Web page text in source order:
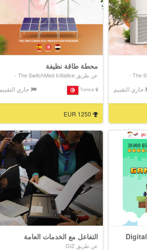
جاري التقييم
محطة طاقة نظيفة
عن طريق The SwitchMed Initiative -
Tunisia جاري التقييم
1250 EUR
التفاعل مع الخدمات العامة
عن طريق GIZ